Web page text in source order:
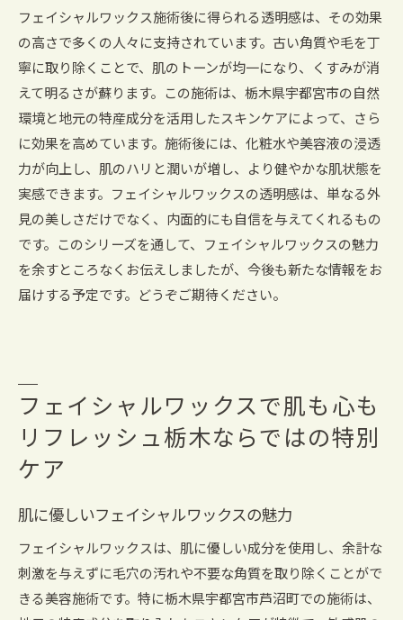
フェイシャルワックス施術後に得られる透明感は、その効果
の高さで多くの人々に支持されています。古い角質や毛を丁
寧に取り除くことで、肌のトーンが均一になり、くすみが消
えて明るさが蘇ります。この施術は、栃木県宇都宮市の自然
環境と地元の特産成分を活用したスキンケアによって、さら
に効果を高めています。施術後には、化粧水や美容液の浸透
力が向上し、肌のハリと潤いが増し、より健やかな肌状態を
実感できます。フェイシャルワックスの透明感は、単なる外
見の美しさだけでなく、内面的にも自信を与えてくれるもの
です。このシリーズを通して、フェイシャルワックスの魅力
を余すところなくお伝えしましたが、今後も新たな情報をお
届けする予定です。どうぞご期待ください。
フェイシャルワックスで肌も心も
リフレッシュ栃木ならではの特別
ケア
肌に優しいフェイシャルワックスの魅力
フェイシャルワックスは、肌に優しい成分を使用し、余計な
刺激を与えずに毛穴の汚れや不要な角質を取り除くことがで
きる美容施術です。特に栃木県宇都宮市芦沼町での施術は、